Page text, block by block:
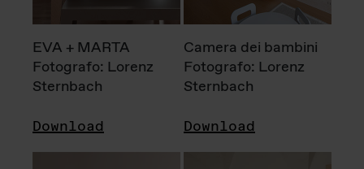
EVA + MARTA
Fotografo: Lorenz
Sternbach
Download
Camera dei bambini
Fotografo: Lorenz
Sternbach
Download